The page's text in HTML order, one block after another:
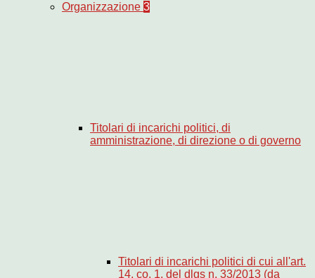
Organizzazione 3
Titolari di incarichi politici, di
amministrazione, di direzione o di governo
Titolari di incarichi politici di cui all'art.
14, co. 1, del dlgs n. 33/2013 (da